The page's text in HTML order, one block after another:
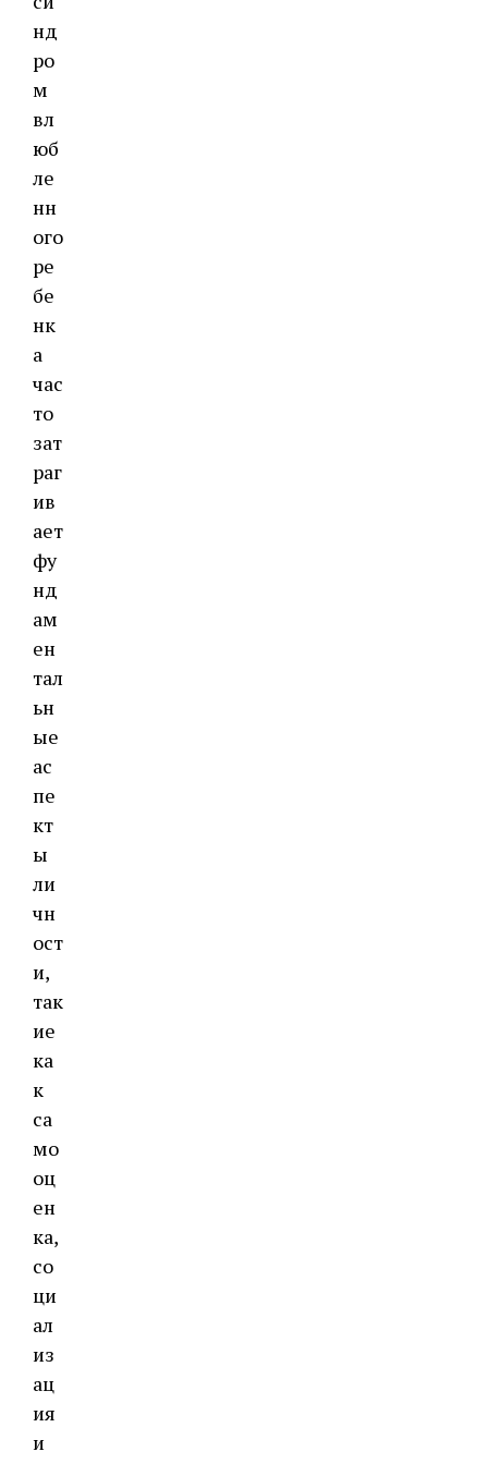
нд
ро
м
вл
юб
ле
нн
ого
ре
бе
нк
а
час
то
зат
раг
ив
ает
фу
нд
ам
ен
тал
ьн
ые
ас
пе
кт
ы
ли
чн
ост
и,
так
ие
ка
к
са
мо
оц
ен
ка,
со
ци
ал
из
ац
ия
и